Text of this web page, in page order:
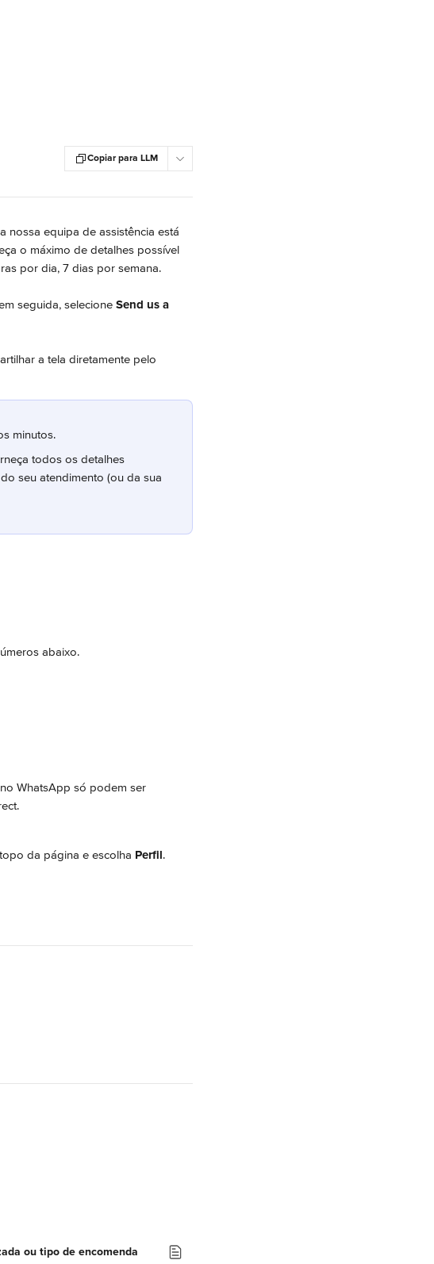
Copiar para LLM
a nossa equipa de assistência está
o máximo de detalhes possível
por dia, 7 dias por semana.
seguida, selecione Send us a
a tela diretamente pelo
minutos.
todos os detalhes
seu atendimento (ou da sua
abaixo.
WhatsApp só podem ser
da página e escolha Perfil.
ou tipo de encomenda